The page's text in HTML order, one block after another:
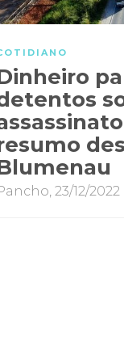
, 23/12/2022